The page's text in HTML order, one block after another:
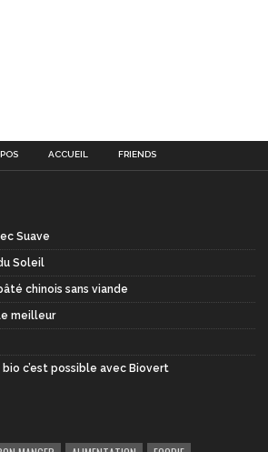
ACCUEIL FRIENDS
Suave
Soleil
chinois sans viande
meilleur
c’est possible avec Biovert